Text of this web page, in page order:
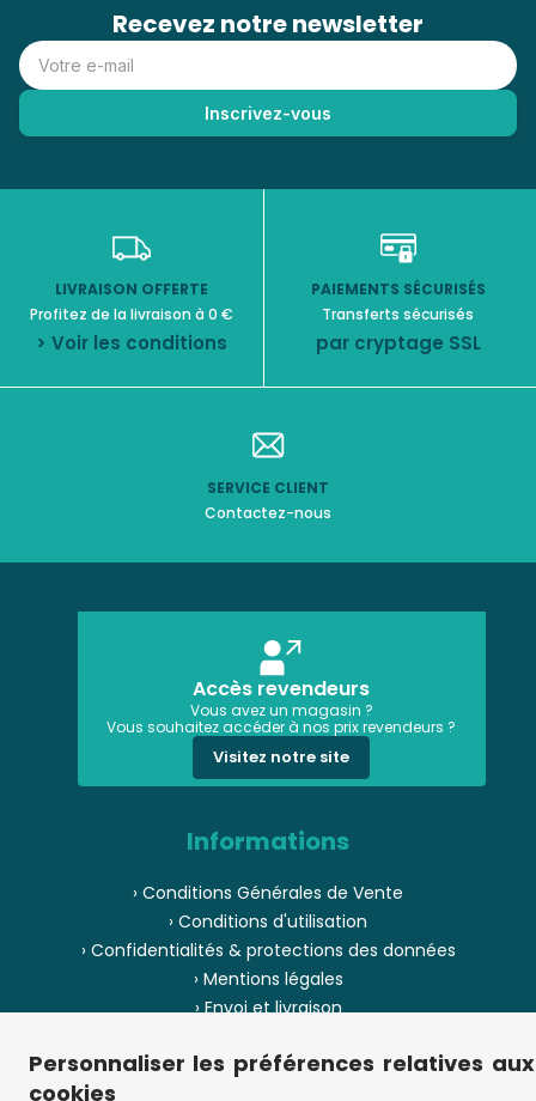
Recevez notre newsletter
LIVRAISON OFFERTE
Profitez de la livraison à 0 €
> Voir les conditions
PAIEMENTS SÉCURISÉS
Transferts sécurisés
par cryptage SSL
SERVICE CLIENT
Contactez-nous
Accès revendeurs
Vous avez un magasin ?
Vous souhaitez accéder à nos prix revendeurs ?
Visitez notre site
Informations
› Conditions Générales de Vente
› Conditions d'utilisation
› Confidentialités & protections des données
› Mentions légales
› Envoi et livraison
› Pièces de puzzle manquantes ?
Personnaliser les préférences relatives aux
cookies